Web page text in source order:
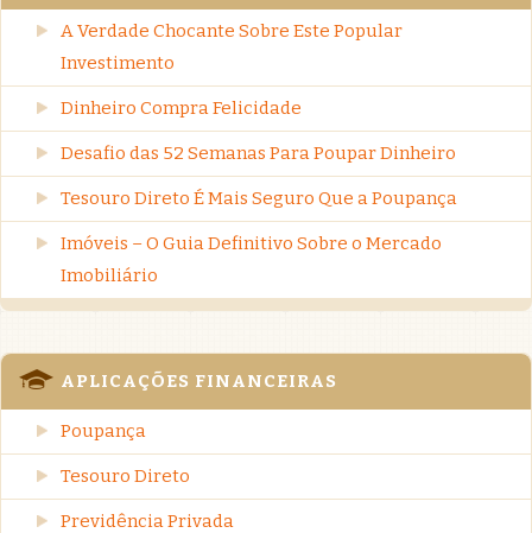
A Verdade Chocante Sobre Este Popular
Investimento
Dinheiro Compra Felicidade
Desafio das 52 Semanas Para Poupar Dinheiro
Tesouro Direto É Mais Seguro Que a Poupança
Imóveis – O Guia Definitivo Sobre o Mercado
Imobiliário
APLICAÇÕES FINANCEIRAS
Poupança
Tesouro Direto
Previdência Privada